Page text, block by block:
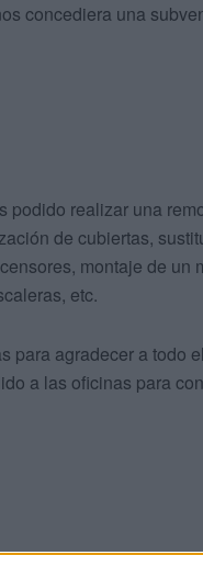
concediera una
podido realizar una
de cubiertas,
montaje de un
etc.
para agradecer a todo
a las oficinas para